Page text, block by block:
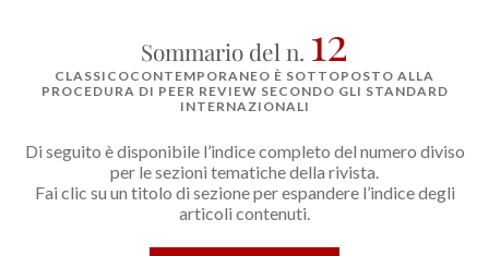
Sommario del n. 12
CLASSICOCONTEMPORANEO È SOTTOPOSTO ALLA
PROCEDURA DI PEER REVIEW SECONDO GLI STANDARD
INTERNAZIONALI
Di seguito è disponibile l’indice completo del numero diviso
per le sezioni tematiche della rivista.
Fai clic su un titolo di sezione per espandere l’indice degli
articoli contenuti.